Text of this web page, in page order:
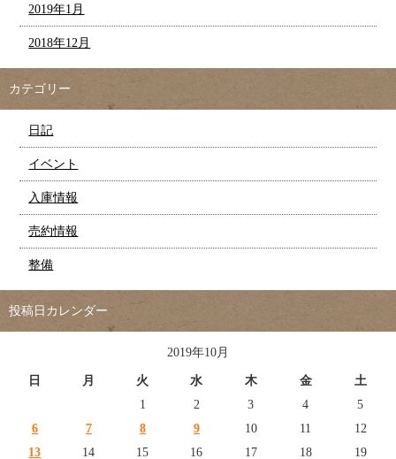
2019年1月
2018年12月
カテゴリー
日記
イベント
入庫情報
売約情報
整備
投稿日カレンダー
2019年10月
日 月 火 水 木 金
土
1
2 3 4
5
6
7 8 9 10 11
12
13
14 15 16 17 18 19